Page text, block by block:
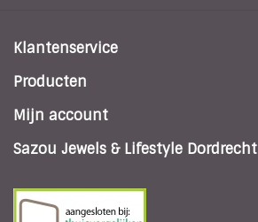
Klantenservice
Producten
Mijn account
Sazou Jewels & Lifestyle Dordrecht